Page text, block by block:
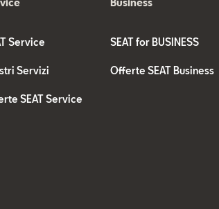
Service
Servizi
SEAT Service
SEAT for BUSINESS
Offerte SEAT Business